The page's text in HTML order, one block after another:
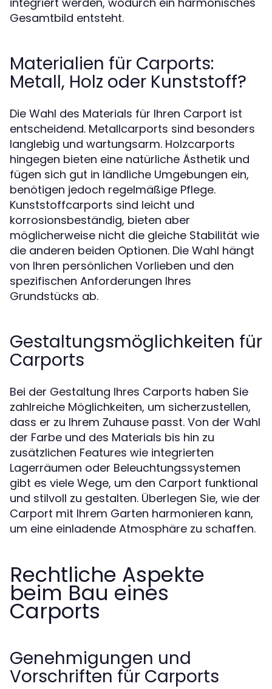
Gesamtbild entsteht.
Materialien für Carports:
Metall, Holz oder Kunststoff?
Die Wahl des Materials für Ihren Carport ist
entscheidend. Metallcarports sind besonders
langlebig und wartungsarm. Holzcarports
hingegen bieten eine natürliche Ästhetik und
fügen sich gut in ländliche Umgebungen ein,
benötigen jedoch regelmäßige Pflege.
Kunststoffcarports sind leicht und
korrosionsbeständig, bieten aber
möglicherweise nicht die gleiche Stabilität wie
die anderen beiden Optionen. Die Wahl hängt
von Ihren persönlichen Vorlieben und den
spezifischen Anforderungen Ihres
Grundstücks ab.
Gestaltungsmöglichkeiten für
Carports
Bei der Gestaltung Ihres Carports haben Sie
zahlreiche Möglichkeiten, um sicherzustellen,
dass er zu Ihrem Zuhause passt. Von der Wahl
der Farbe und des Materials bis hin zu
zusätzlichen Features wie integrierten
Lagerräumen oder Beleuchtungssystemen
gibt es viele Wege, um den Carport funktional
und stilvoll zu gestalten. Überlegen Sie, wie der
Carport mit Ihrem Garten harmonieren kann,
um eine einladende Atmosphäre zu schaffen.
Rechtliche Aspekte
beim Bau eines
Carports
Genehmigungen und
Vorschriften für Carports